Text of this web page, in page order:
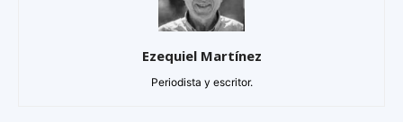
Ezequiel Martínez
Periodista y escritor.